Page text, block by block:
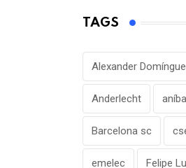
AGOSTO 7, 2026
TAGS
Alexander
Anderlecht
Barcelona sc
emelec Felipe